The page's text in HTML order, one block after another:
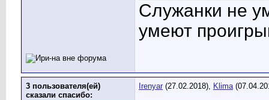
Служанки не
умеют
3 пользователя(ей)
сказали cпасибо:
Irenyar (27.02.2018), Klima